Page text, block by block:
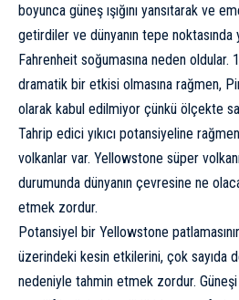
boyunca güneş ışığını yansıtarak ve
getirdiler ve dünyanın tepe noktasında
Fahrenheit soğumasına neden oldular.
dramatik bir etkisi olmasına rağmen,
olarak kabul edilmiyor çünkü ölçekte
Tahrip edici yıkıcı potansiyeline
volkanlar var. Yellowstone süper
durumunda dünyanın çevresine ne
etmek zordur.
Potansiyel bir Yellowstone
üzerindeki kesin etkilerini, çok sayıda
nedeniyle tahmin etmek zordur. Güneşi